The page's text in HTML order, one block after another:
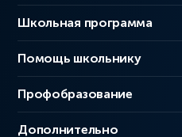
Школьная программа
Помощь школьнику
Профобразование
Дополнительно